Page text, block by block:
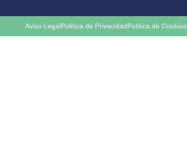
Aviso LegalPolítica de PrivacidadPolítica de Cookies